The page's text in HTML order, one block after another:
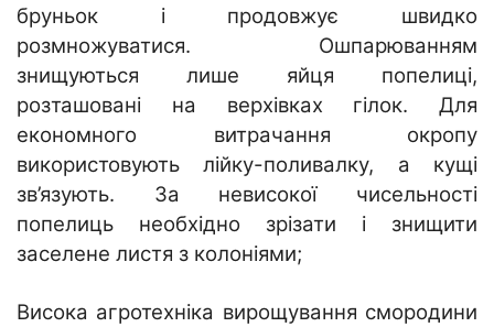
бруньок і продовжує швидко
розмножуватися. Ошпарюванням
знищуються лише яйця попелиці,
розташовані на верхівках гілок. Для
економного витрачання окропу
використовують лійку-поливалку, а кущі
зв’язують. За невисокої чисельності
попелиць необхідно зрізати і знищити
заселене листя з колоніями;
Висока агротехніка вирощування смородини